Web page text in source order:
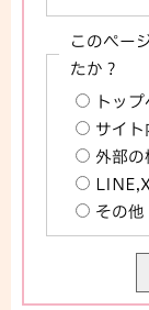
このペー
たか？
トッ
サイト
外部の
その他